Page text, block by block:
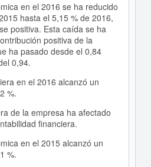
en el 2016 se ha reducido
hasta el 5,15 % de 2016,
positiva. Esta caída se ha
positiva de la
ha pasado desde el 0,84
0,94.
en el 2016 alcanzó un
%.
de la empresa ha afectado
financiera.
en el 2015 alcanzó un
%.